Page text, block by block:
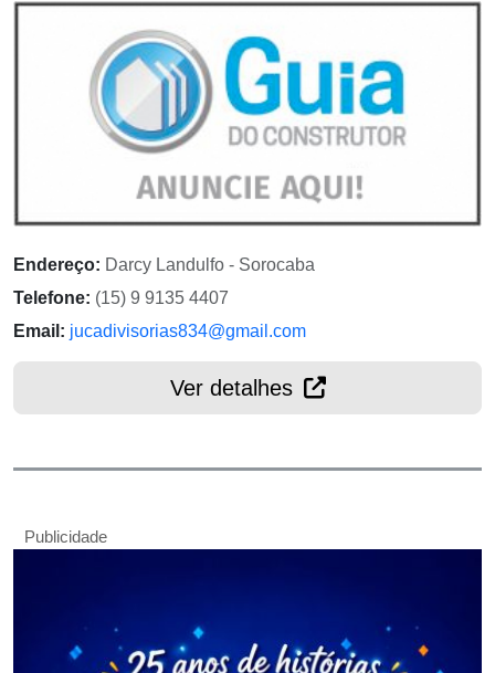
Endereço: Darcy Landulfo - Sorocaba
Telefone: (15) 9 9135 4407
Email: jucadivisorias834@gmail.com
Ver detalhes
Publicidade